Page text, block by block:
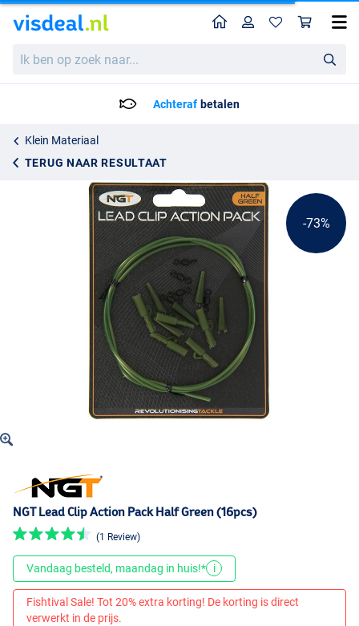
ben
HomeProfiel
Achteraf betalen
Klein Materiaal
TERUG NAAR RESULTAAT
NGT Lead Clip Action Pack Half Green (16pcs)
3.50
-73%
NGT Lead Clip Action Pack Half Green (16pcs)
(1 Review)
Vandaag besteld, maandag in huis!* i
Fishtival Sale! Tot 20% extra korting! De korting is direct
verwerkt in de prijs.